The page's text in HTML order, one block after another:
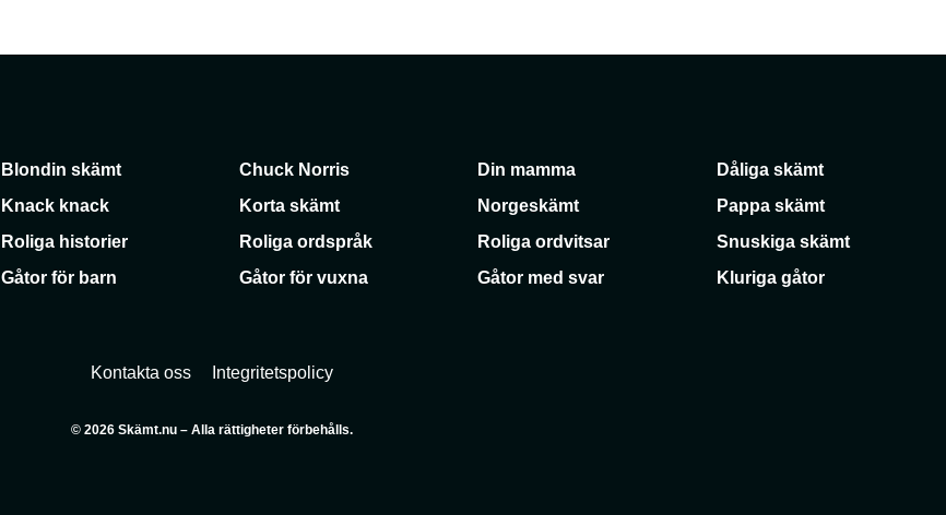
Blondin skämt Chuck Norris Din mamma
Dåliga skämt
Knack knack Korta skämt Norgeskämt
Pappa skämt
Roliga historier Roliga ordspråk Roliga ordvitsar
Snuskiga skämt
Gåtor för barn Gåtor för vuxna Gåtor med svar
Kluriga gåtor
Kontakta oss Integritetspolicy
© 2026 Skämt.nu – Alla rättigheter förbehålls.